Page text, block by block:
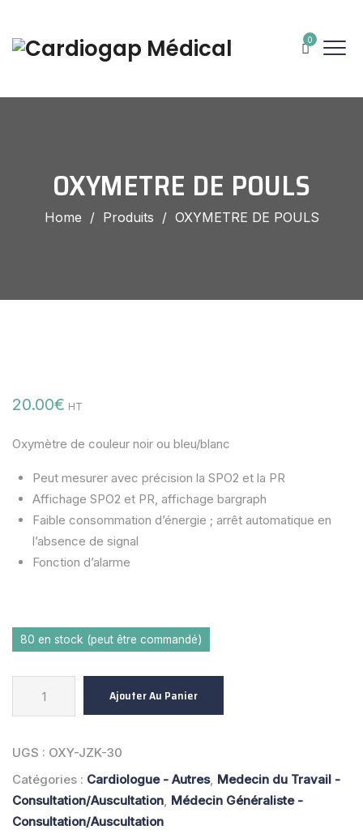
0
OXYMETRE DE POULS
Home / Produits / OXYMETRE DE POULS
20.00€ HT
Oxymètre de couleur noir ou bleu/blanc
Peut mesurer avec précision la SPO2 et la PR
Affichage SPO2 et PR, affichage bargraph
Faible consommation d’énergie ; arrêt automatique en
l’absence de signal
Fonction d’alarme
80 en stock (peut être commandé)
DE
Ajouter Au Panier
UGS : OXY-JZK-30
Catégories : Cardiologue - Autres, Medecin du Travail -
Consultation/Auscultation, Médecin Généraliste -
Consultation/Auscultation